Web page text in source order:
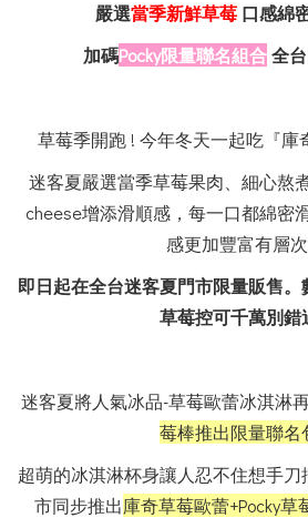
嚴選當季新鮮草莓 口感綿
加碼Pocky限量聯名組合全
草莓季開跑 ! 今年冬天一起吃『庫
迷客夏嚴選當季草莓果肉、細心熬
cheese增添滑順感，每一口都綿密
感更加豐富有層次
即日起在全台迷客夏門市限量販售。
草莓控可千萬別錯
迷客夏將人氣冰品-草莓歐蕾冰淇淋
莓棒推出限量聯名
超萌的冰淇淋杯身讓人忍不住想手
市同步推出庫奇草莓歐蕾+Pocky